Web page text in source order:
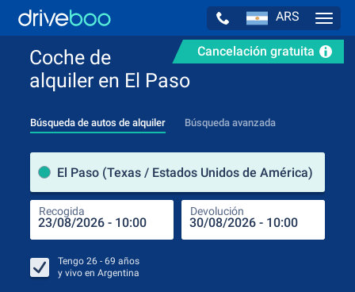
ARS
Cancelación gratuita
Coche de
alquiler en El Paso
Búsqueda de autos de alquiler Búsqueda avanzada
El Paso (Texas / Estados Unidos de América)
Recogida Devolución
Tengo 26 - 69 años
y vivo en Argentina